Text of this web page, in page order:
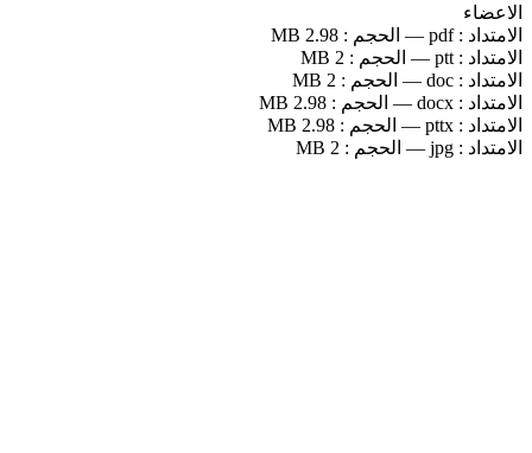
الاعضاء
الامتداد :pdf
— الحجم : 2.98 MB
الامتداد : ptt
— الحجم : 2 MB
الامتداد : doc
— الحجم : 2 MB
الامتداد : docx
— الحجم : 2.98 MB
الامتداد : pttx
— الحجم : 2.98 MB
الامتداد : jpg
— الحجم : 2 MB